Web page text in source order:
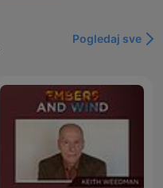
Pogledaj sve